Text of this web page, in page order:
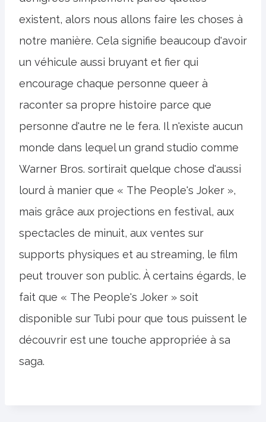
existent, alors nous allons faire les choses à
notre manière. Cela signifie beaucoup d'avoir
un véhicule aussi bruyant et fier qui
encourage chaque personne queer à
raconter sa propre histoire parce que
personne d'autre ne le fera. Il n'existe aucun
monde dans lequel un grand studio comme
Warner Bros. sortirait quelque chose d'aussi
lourd à manier que « The People's Joker »,
mais grâce aux projections en festival, aux
spectacles de minuit, aux ventes sur
supports physiques et au streaming, le film
peut trouver son public. À certains égards, le
fait que « The People's Joker » soit
disponible sur Tubi pour que tous puissent le
découvrir est une touche appropriée à sa
saga.